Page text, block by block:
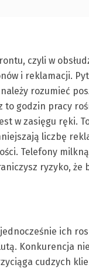
czyli w
i reklamacji.
rozumieć
to godzin pracy
w zasięgu ręki.
liczbę
Telefony
ryzyko, że
ich
Konkurencja
cudzych